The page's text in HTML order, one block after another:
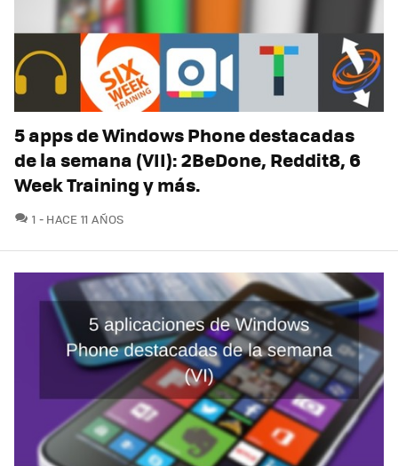
5 apps de Windows Phone destacadas
de la semana (VII): 2BeDone, Reddit8, 6
Week Training y más.
1 COMENTARIOS
HACE 11 AÑOS